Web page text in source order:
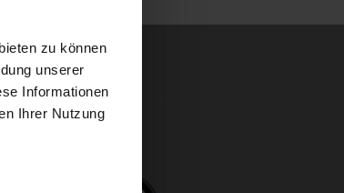
zu können
unserer
Informationen
Ihrer Nutzung